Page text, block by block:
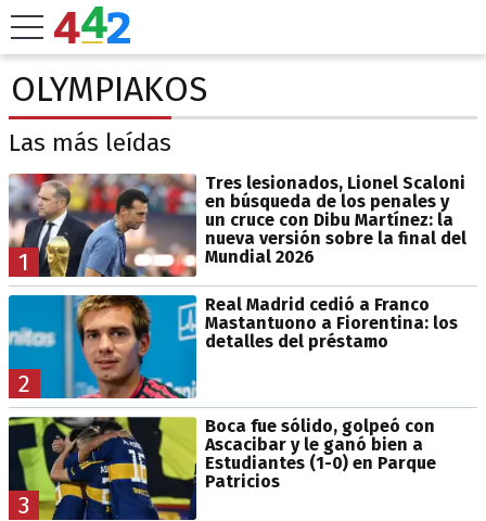
OLYMPIAKOS
Las más leídas
1
Tres lesionados, Lionel Scaloni
en búsqueda de los penales y
un cruce con Dibu Martínez: la
nueva versión sobre la final del
Mundial 2026
2
Real Madrid cedió a Franco
Mastantuono a Fiorentina: los
detalles del préstamo
3
Boca fue sólido, golpeó con
Ascacibar y le ganó bien a
Estudiantes (1-0) en Parque
Patricios